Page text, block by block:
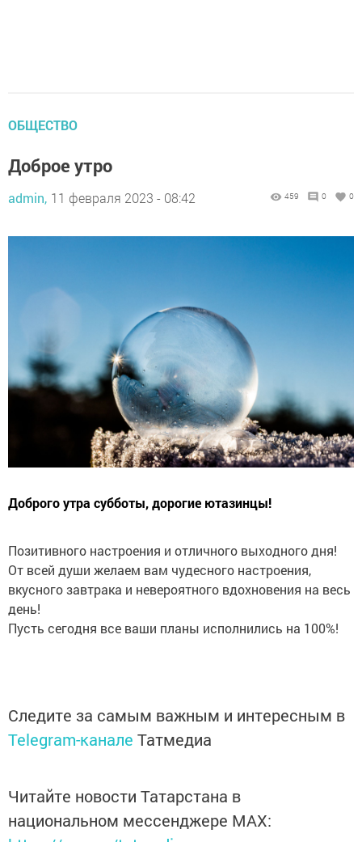
ОБЩЕСТВО
Доброе утро
admin, 11 февраля 2023 - 08:42 459 0 0
Доброго утра субботы, дорогие ютазинцы!
Позитивного настроения и отличного выходного дня!
От всей души желаем вам чудесного настроения,
вкусного завтрака и невероятного вдохновения на весь
день!
Пусть сегодня все ваши планы исполнились на 100%!
Следите за самым важным и интересным в
Telegram-канале Татмедиа
Читайте новости Татарстана в
национальном мессенджере MАХ: